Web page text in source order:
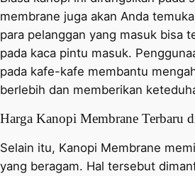
membrane juga akan Anda
para pelanggan yang masuk bisa
pada kaca pintu masuk.
pada kafe-kafe membantu
berlebih dan memberikan
Harga Kanopi Membrane Terbaru
Selain itu, Kanopi Membrane
yang beragam. Hal tersebut